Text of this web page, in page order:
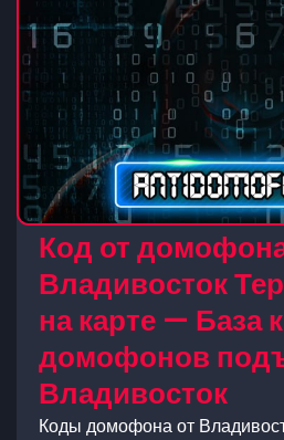
Код от
Владивосток
на карте — База
домофонов
Владивосток
Коды домофона от